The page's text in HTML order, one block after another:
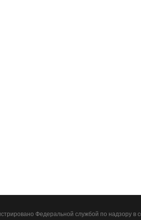
Федеральной службой по надзору в